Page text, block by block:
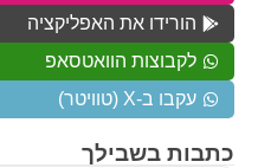
כתבות בשבילך
הורידו את האפליקציה
לקבוצות הוואטסאפ
עקבו ב-X (טוויטר)